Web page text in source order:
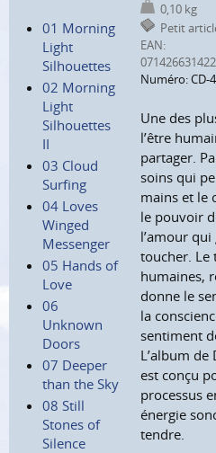
01 Morning
Light
Silhouettes
02 Morning
Light
Silhouettes
II
03 Cloud
Surfing
04 Loves
Winged
Messenger
05 Hands of
Love
06
Unknown
Doors
07 Deeper
than the Sky
08 Still
Stones of
Silence
0,10 kg
Petit
EAN:
Numéro: CD-
Une des
l’être
partager.
soins qui
mains et le
le pouvoir
l’amour
toucher. Le
humaines,
donne le
la
sentiment
L’album de
est conçu
processus
énergie
tendre.